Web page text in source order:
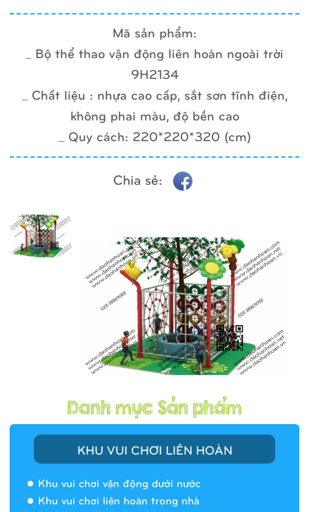
KHU VUI CHƠI LIÊN HOÀN
Khu vui chơi vận động dưới nước
Khu vui chơi liên hoàn trong nhà
Mã sản phẩm:
_ Bộ thể thao vận động liên hoàn ngoài trời
9H2134
_ Chất liệu : nhựa cao cấp, sắt sơn tĩnh điện,
không phai màu, độ bền cao
_ Quy cách: 220*220*320 (cm)
Chia sẻ: